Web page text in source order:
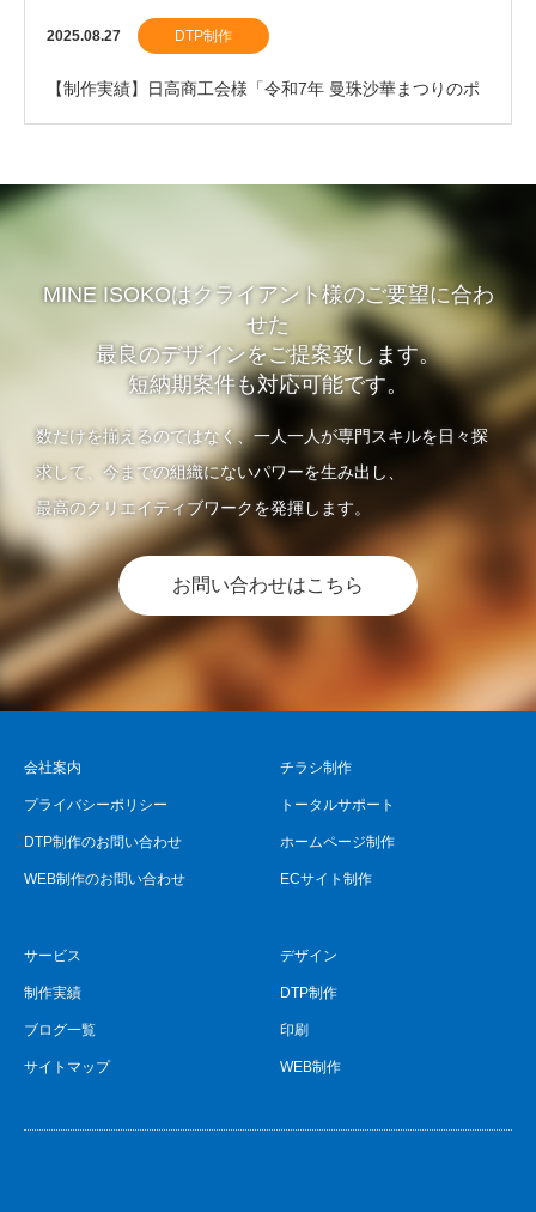
割箸」を制作しました。
2025.08.27 DTP制作
【制作実績】日高商工会様「令和7年 曼珠沙華まつりのポ
MINE ISOKOはクライアント様のご要望に合わ
せた
最良のデザインをご提案致します。
短納期案件も対応可能です。
数だけを揃えるのではなく、一人一人が専門スキルを日々探
求して、今までの組織にないパワーを生み出し、
最高のクリエイティブワークを発揮します。
お問い合わせはこちら
会社案内
プライバシーポリシー
DTP制作のお問い合わせ
WEB制作のお問い合わせ
チラシ制作
トータルサポート
ホームページ制作
ECサイト制作
サービス
制作実績
ブログ一覧
サイトマップ
デザイン
DTP制作
印刷
WEB制作